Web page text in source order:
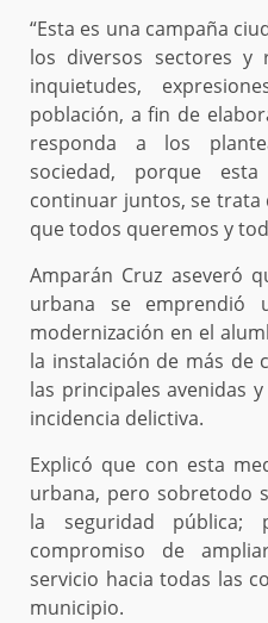
“Esta es una campaña
los diversos sectores y
inquietudes,
población, a fin de
responda a los
sociedad, porque
continuar juntos, se trata
que todos queremos y
Amparán Cruz aseveró
urbana se emprendió
modernización en el
la instalación de más de
las principales avenidas
incidencia delictiva.
Explicó que con esta
urbana, pero sobretodo
la seguridad
compromiso de
servicio hacia todas las
municipio.